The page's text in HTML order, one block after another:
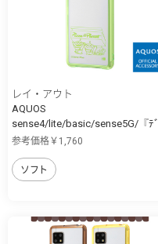
レイ・アウト
AQUOS
sense4/lite/basic/sense5G/『ﾃﾞ
ｨ...
参考価格￥1,760
ソフト